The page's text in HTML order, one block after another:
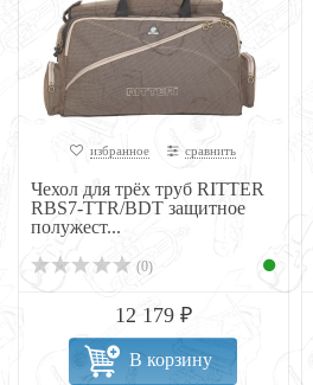
избранное сравнить
Чехол для трёх труб RITTER
RBS7-TTR/BDT защитное
полужест...
(0)
12 179 ₽
В корзину